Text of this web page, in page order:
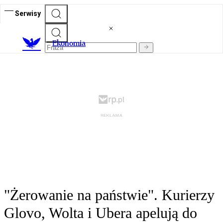
Serwisy
Ekonomia
"Żerowanie na państwie". Kurierzy
Glovo, Wolta i Ubera apelują do